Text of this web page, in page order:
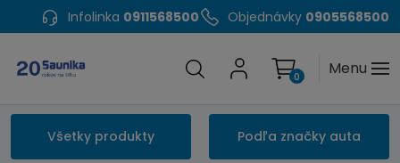
Infolinka 0911568500 Objednávky 0905568500
Menu
0
Všetky produkty Podľa značky auta